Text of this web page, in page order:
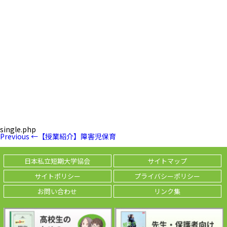
single.php
投
ナ
ビ
ゲ
ー
ョ
Previous
Previous ← 【授業紹介】障害児保育
日本私立短期大学協会
サイトマップ
サイトポリシー
プライバシーポリシー
お問い合わせ
リンク集